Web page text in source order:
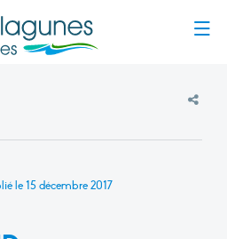
le15 décembre 2017